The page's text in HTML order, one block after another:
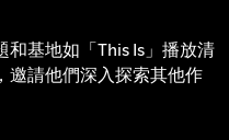
和基地如「This Is」播放清
邀請他們深入探索其他作